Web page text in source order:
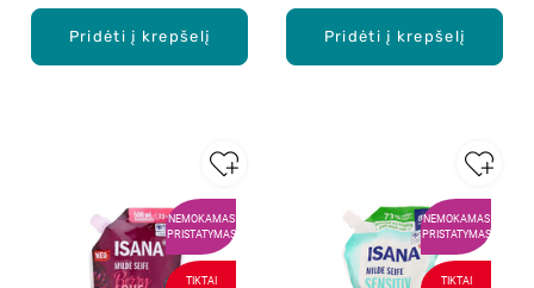
Pridėti į krepšelį Pridėti į krepšelį
NEMOKAMAS
PRISTATYMAS
TIKTAI
NEMOKAMAS
PRISTATYMAS
TIKTAI